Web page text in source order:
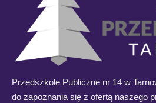
Przedszkole Publiczne nr 14 w
do zapoznania się z ofertą naszego